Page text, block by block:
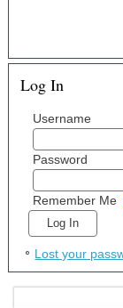
Log In
Username
Password
Remember Me
Lost your